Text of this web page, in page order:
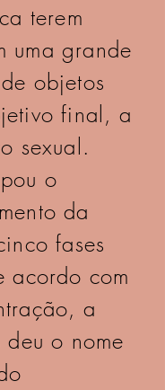
terem
uma grande
objetos
final, a
sexual.
o
da
fases
acordo com
a
deu o nome